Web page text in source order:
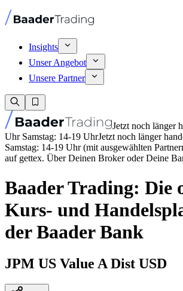
Insights
Unser Angebot
Unsere Partner
Jetzt noch länger
Uhr Samstag: 14-19 UhrJetzt noch länger
Samstag: 14-19 Uhr (mit ausgewählten
auf gettex. Über Deinen Broker oder Deine
Baader Trading: Die
Kurs- und
der Baader Bank
JPM US Value A Dist USD